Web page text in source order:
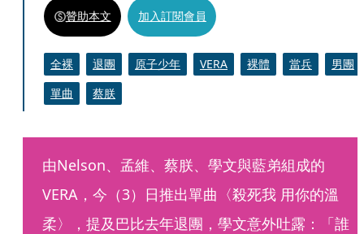
贊助本文 加入訂閱會員
全裸 退團 原子少年 VERA 裸體 當兵
男團
單曲
蔡朕
由Nelson、孟維、蔡朕、學文與藍弟組成的
VERA，今（3）日推出單曲〈殺死我 用你的溫
柔〉，提及巴比去年退團，學文意外吐露：「誰